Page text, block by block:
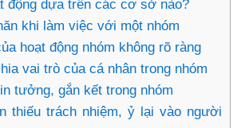
động dựa trên các cơ sở nào?
khi làm việc với một nhóm
hoạt động nhóm không rõ ràng
vai trò của cá nhân trong nhóm
tưởng, gắn kết trong nhóm
thiếu trách nhiệm, ỷ lại vào người